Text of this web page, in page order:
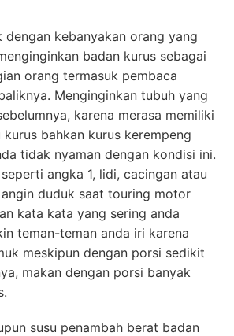
dengan kebanyakan orang yang
badan kurus sebagai
orang termasuk pembaca
Menginginkan tubuh yang
karena merasa memiliki
bahkan kurus kerempeng
tidak nyaman dengan kondisi ini.
angka 1, lidi, cacingan atau
duduk saat touring motor
kata kata yang sering anda
teman-teman anda iri karena
meskipun dengan porsi sedikit
makan dengan porsi banyak
susu penambah berat badan